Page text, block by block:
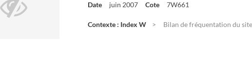
Date juin 2007 Cote 7W661
Contexte : Index W Bilan de fréquentation du